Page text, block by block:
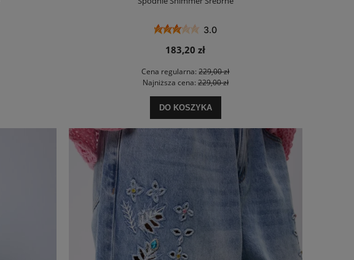
3.0
183,20 zł
Cena regularna:229,00 zł
Najniższa cena: 229,00 zł
DO KOSZYKA